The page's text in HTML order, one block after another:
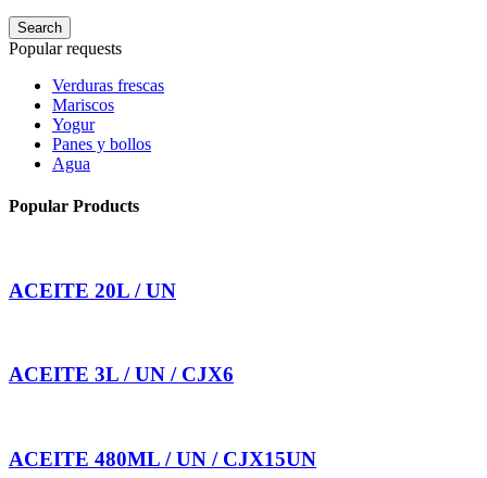
Search
Popular requests
Verduras frescas
Mariscos
Yogur
Panes y bollos
Agua
Popular Products
ACEITE 20L / UN
ACEITE 3L / UN / CJX6
ACEITE 480ML / UN / CJX15UN